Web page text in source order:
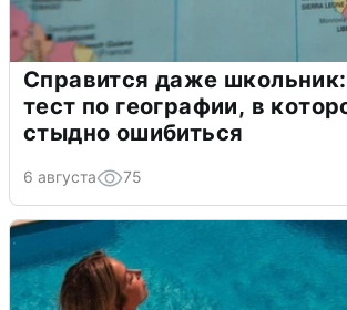
Справится даже
тест по географии, в
стыдно ошибиться
6 августа 75